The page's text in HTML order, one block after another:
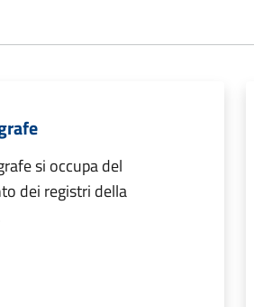
si occupa del
dei registri della